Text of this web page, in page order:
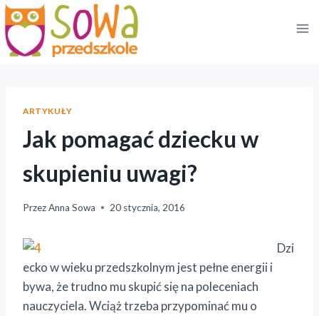
Przejdź
do
treści
ARTYKUŁY
Jak pomagać dziecku w
skupieniu uwagi?
PrzezAnna Sowa 20 stycznia, 2016
Dzi
ecko w wieku przedszkolnym jest pełne energii i
bywa, że trudno mu skupić się na poleceniach
nauczyciela. Wciąż trzeba przypominać mu o